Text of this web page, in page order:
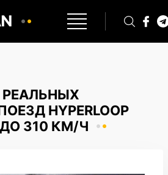
РЕАЛЬНЫХ
HYPERLOOP
310 КМ/Ч